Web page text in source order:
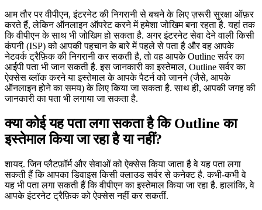
आम तौर पर वीपीएन, इंटरनेट की निगरानी से बचने के लिए ज़रूरी सुरक्षा ऑफ़र
करते हैं, लेकिन ऑनलाइन ऑपरेट करने में हमेशा जोखिम बना रहता है. यहां तक
कि वीपीएन के साथ भी जोखिम हो सकता है. अगर इंटरनेट सेवा देने वाली किसी
कंपनी (ISP) को आपकी पहचान के बारे में पहले से पता है और वह आपके
नेटवर्क ट्रैफ़िक की निगरानी कर सकती है, तो वह आपके Outline सर्वर का
आईपी पता भी जान सकती है. इस जानकारी का इस्तेमाल, Outline सर्वर का
ऐक्सेस ब्लॉक करने या इस्तेमाल के आपके पैटर्न को जानने (जैसे, आपके
ऑनलाइन होने का समय) के लिए किया जा सकता है. साथ ही, आपकी जगह की
जानकारी का पता भी लगाया जा सकता है.
क्या कोई यह पता लगा सकता है कि Outline का
इस्तेमाल किया जा रहा है या नहीं?
शायद. जिन प्लैटफ़ॉर्म और सेवाओं को ऐक्सेस किया जाता है वे यह पता लगा
सकती हैं कि आपका डिवाइस किसी क्लाउड सर्वर से कनेक्ट है. कभी-कभी वे
यह भी पता लगा सकती हैं कि वीपीएन का इस्तेमाल किया जा रहा है. हालांकि, वे
आपके इंटरनेट ट्रैफ़िक को ऐक्सेस नहीं कर सकतीं.